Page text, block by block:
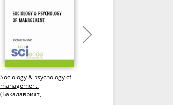
Sociology & psychology of
management.
(Бакалавриат,